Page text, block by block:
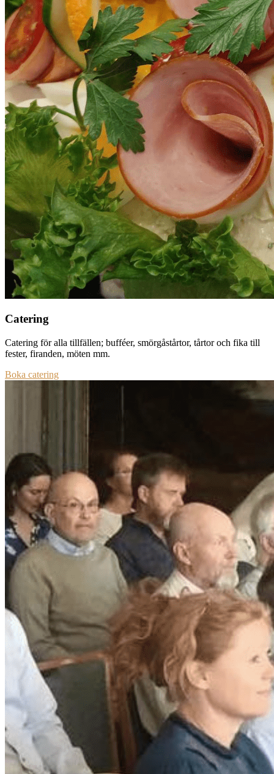
Catering
Catering för alla tillfällen; bufféer, smörgåstårtor, tårtor och fika till
fester, firanden, möten mm.
Boka catering